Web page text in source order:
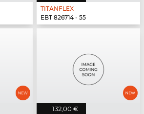
TITANFLEX
EBT 826714 - 55
132,00 €